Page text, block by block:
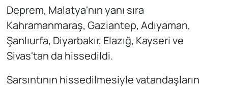
Deprem, Malatya'nın yanı sıra
Kahramanmaraş, Gaziantep, Adıyaman,
Şanlıurfa, Diyarbakır, Elazığ, Kayseri ve
Sivas'tan da hissedildi.
Sarsıntının hissedilmesiyle vatandaşların